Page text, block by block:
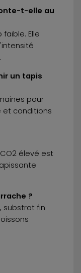
t-elle au
Elle
un tapis
pour
et conditions
élevé est
?
substrat fin